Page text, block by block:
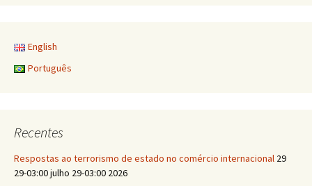
English
Português
Recentes
Respostas ao terrorismo de estado no comércio internacional 29
29-03:00 julho 29-03:00 2026